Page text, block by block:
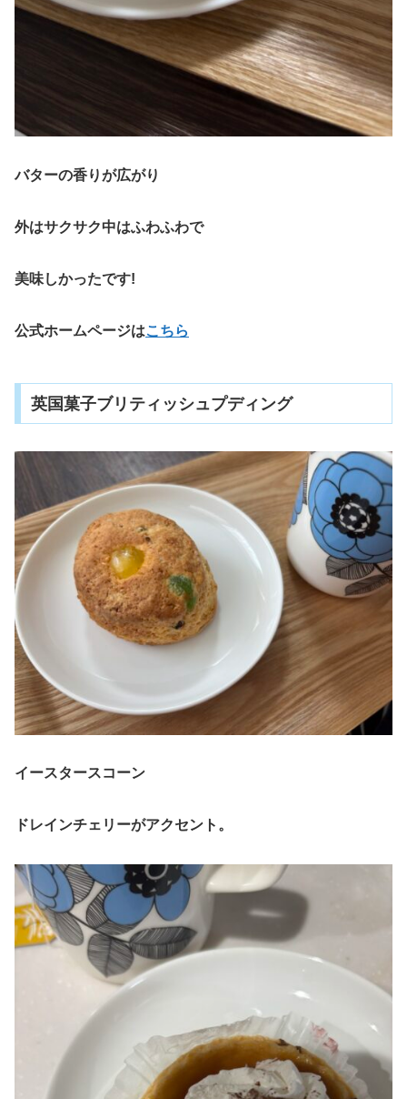
バターの香りが広がり
外はサクサク中はふわふわで
美味しかったです!
公式ホームページはこちら
英国菓子ブリティッシュプディング
イースタースコーン
ドレインチェリーがアクセント。